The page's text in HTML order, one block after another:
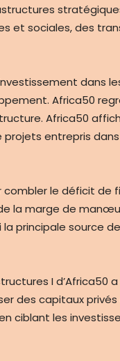
et sociales, des
dans
Africa50
Africa50
entrepris
combler le déficit de
la marge de
principale source
I d’Africa50
des capitaux
ciblant les